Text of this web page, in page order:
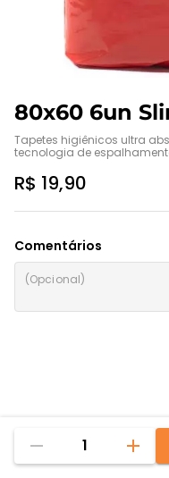
80x60 6un
Tapetes higiênicos ultra
tecnologia de
R$ 19,90
Comentários
1